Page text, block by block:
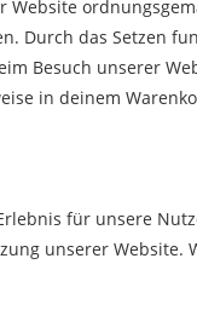
Website
Durch das Setzen
Besuch unserer
in deinem
für unsere
unserer Website.